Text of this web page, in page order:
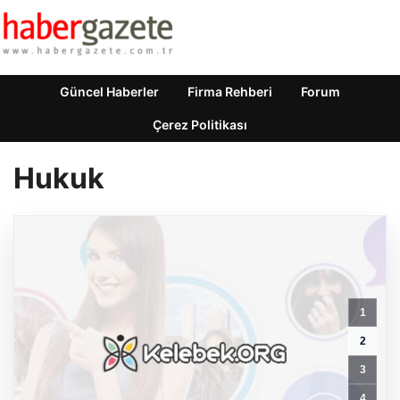
Güncel Haberler Firma Rehberi Forum
Çerez Politikası
Hukuk
1
2
3